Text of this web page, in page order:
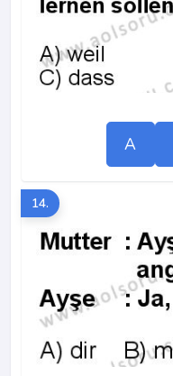
A
14.